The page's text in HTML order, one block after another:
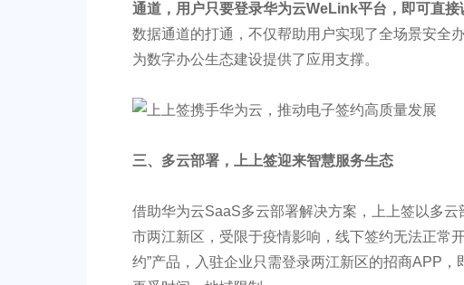
通道，用户只要登录华为云WeLink平台，即可直接
数据通道的打通，不仅帮助用户实现了全场景安全
为数字办公生态建设提供了应用支撑。
三、 多云部署，上上签迎来智慧服务生态
借助华为云SaaS多云部署解决方案，上上签以多
市两江新区，受限于疫情影响，线下签约无法正常
约”产品，入驻企业只需登录两江新区的招商APP